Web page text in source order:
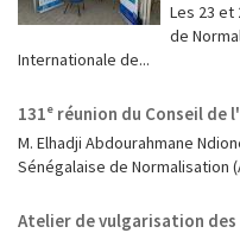
‎Les 23 et
de
Internationale de...
131ᵉ réunion du Conseil de
M. Elhadji Abdourahmane
Sénégalaise de Normalisation
Atelier de vulgarisation des